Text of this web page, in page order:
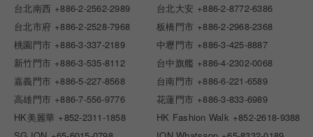
台北南西 +886-2-2562-2989 台北大安 +886-2-8772-6386
台北市府 +886-2-2528-7968 板橋門市 +886-2-2968-2368
桃園門市 +886-3-337-2189 中壢門市 +886-3-425-8887
新竹門市 +886-3-535-8112 台中旗艦 +886-4-2302-0068
嘉義門市 +886-5-227-8568 台南門市 +886-6-221-6589
高雄門市 +886-7-556-9776 花蓮門市 +886-3-833-6989
HK美麗華 +852-2311-1858 HK Fashion Walk +852-2618-9388